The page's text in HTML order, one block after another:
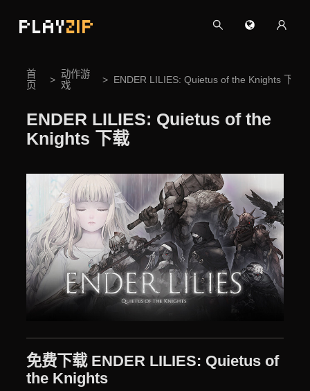
PLAYZIP
首
页
动作游
戏
ENDER LILIES: Quietus of the Knights 下载
ENDER LILIES: Quietus of the
Knights 下载
免费下载 ENDER LILIES: Quietus of
the Knights